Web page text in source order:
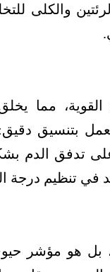
والكلى
مما
بتنسيق دقيق:
على تدفق
في تنظيم درجة
بل هو مؤشر